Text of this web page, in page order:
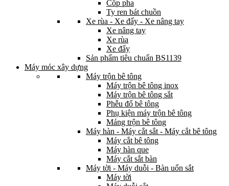
Cốp pha
Ty ren bát chuồn
Xe rùa - Xe đẩy - Xe nâng tay
Xe nâng tay
Xe rùa
Xe đẩy
Sản phẩm tiêu chuẩn BS1139
Máy móc xây dựng
Máy trộn bê tông
Máy trộn bê tông inox
Máy trộn bê tông sắt
Phễu đổ bê tông
Phụ kiện máy trộn bê tông
Máng trộn bê tông
Máy hàn - Máy cắt sắt - Máy cắt bê tông
Máy cắt bê tông
Máy hàn que
Máy cắt sắt bàn
Máy tời - Máy duỗi - Bàn uốn sắt
Máy tời